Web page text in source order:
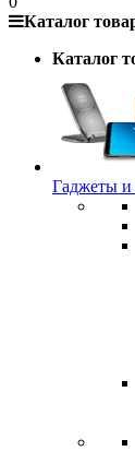
Каталог
Каталог
Гаджеты и